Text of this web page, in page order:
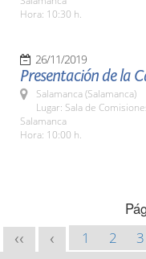
Hora: 10:30 h.
26/11/2019
Presentación de la
Salamanca (Salamanca)
Lugar: Sala de
Salamanca
Hora: 10:00 h.
<< < 1 2 3